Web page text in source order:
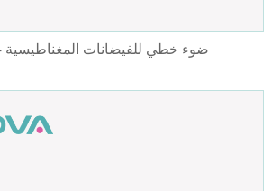
ضوء خطي للفيضانات المغناطيسية 24 فولت